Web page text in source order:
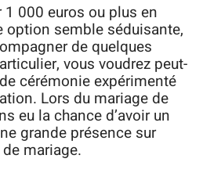
1 000 euros ou plus en
semble séduisante,
de quelques
vous voudrez peut-
cérémonie expérimenté
Lors du mariage de
eu la chance d’avoir un
grande présence sur
mariage.